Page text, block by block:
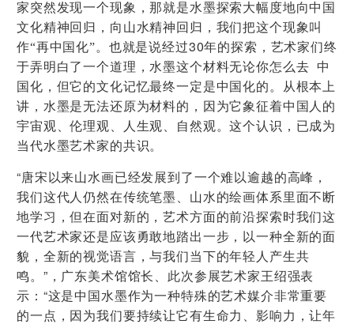
家突然发现一个现象，那就是水墨探索大幅度地向中国
文化精神回归，向山水精神回归，我们把这个现象叫
作“再中国化”。也就是说经过30年的探索，艺术家们终
于弄明白了一个道理，水墨这个材料无论你怎么去 中
国化，但它的文化记忆最终一定是中国化的。从根本上
讲，水墨是无法还原为材料的，因为它象征着中国人的
宇宙观、伦理观、人生观、自然观。这个认识，已成为
当代水墨艺术家的共识。
“唐宋以来山水画已经发展到了一个难以逾越的高峰，
我们这代人仍然在传统笔墨、山水的绘画体系里面不断
地学习，但在面对新的，艺术方面的前沿探索时我们这
一代艺术家还是应该勇敢地踏出一步，以一种全新的面
貌，全新的视觉语言，与我们当下的年轻人产生共
鸣。 ” ，广东美术馆馆长、此次参展艺术家王绍强表
示： “这是中国水墨作为一种特殊的艺术媒介非常重要
的一点，因为我们要持续让它有生命力、影响力，让年